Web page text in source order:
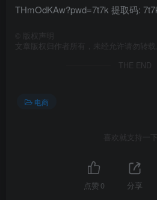
THmOdKAw?pwd=7t7k 提取码:
版权声明
文章版权归作者所有，未经允许请勿转载
THE END
电商
喜欢就支持一
点赞 0 分享